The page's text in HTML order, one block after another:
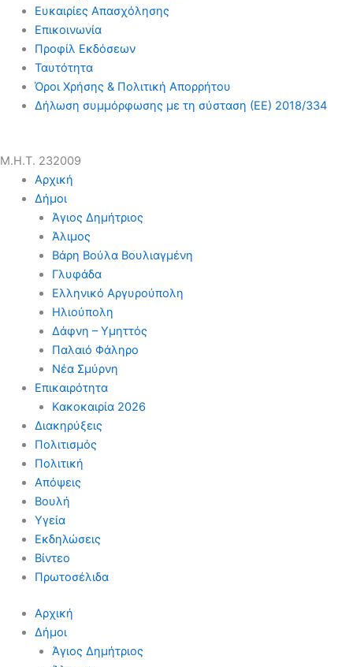
Ευκαιρίες Απασχόλησης
Επικοινωνία
Προφίλ Εκδόσεων
Ταυτότητα
Όροι Χρήσης & Πολιτική Απορρήτου
Δήλωση συμμόρφωσης με τη σύσταση (ΕΕ) 2018/334
Μ.Η.Τ. 232009
Αρχική
Δήμοι
Άγιος Δημήτριος
Άλιμος
Βάρη Βούλα Βουλιαγμένη
Γλυφάδα
Ελληνικό Αργυρούπολη
Ηλιούπολη
Δάφνη – Υμηττός
Παλαιό Φάληρο
Νέα Σμύρνη
Επικαιρότητα
Κακοκαιρία 2026
Διακηρύξεις
Πολιτισμός
Πολιτική
Απόψεις
Βουλή
Υγεία
Εκδηλώσεις
Βίντεο
Πρωτοσέλιδα
Αρχική
Δήμοι
Άγιος Δημήτριος